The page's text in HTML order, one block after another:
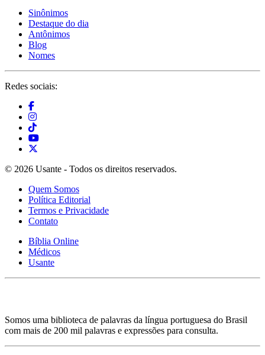
Sinônimos
Destaque do dia
Antônimos
Blog
Nomes
Redes sociais:
© 2026 Usante - Todos os direitos reservados.
Quem Somos
Política Editorial
Termos e Privacidade
Contato
Bíblia Online
Médicos
Usante
Somos uma biblioteca de palavras da língua portuguesa do Brasil
com mais de 200 mil palavras e expressões para consulta.